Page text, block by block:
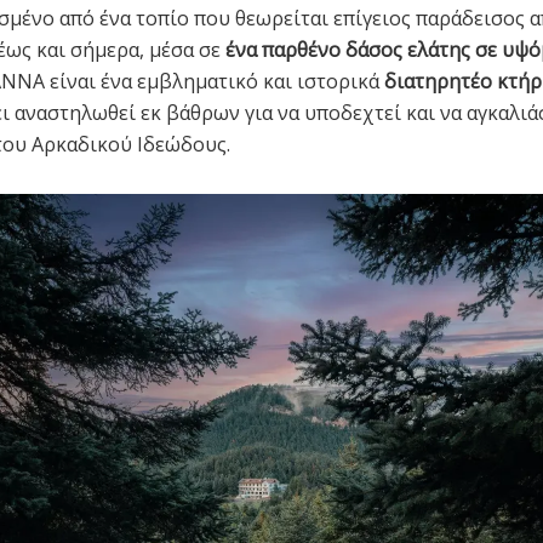
από ένα τοπίο που θεωρείται επίγειος παράδεισος
και σήμερα, μέσα σεένα παρθένο δάσος ελάτης σε
είναι ένα εμβληματικό και ιστορικάδιατηρητέο
αναστηλωθεί εκ βάθρων για να υποδεχτεί και να
Αρκαδικού Ιδεώδους.